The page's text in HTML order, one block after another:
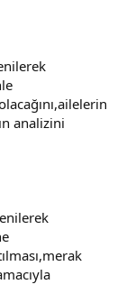
analizini